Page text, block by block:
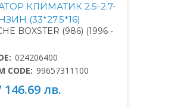
КЛИМАТИК 2.5-2.7-
(33*27.5*16)
BOXSTER (986) (1996 -
024206400
CODE: 99657311100
146.69 лв.